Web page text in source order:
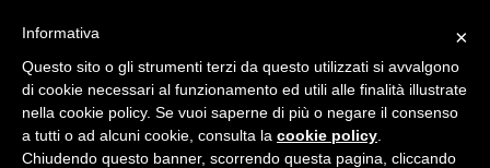
Ricerca in:
×
Informativa
Questo sito o gli strumenti terzi da questo utilizzati si avvalgono
di cookie necessari al funzionamento ed utili alle finalità illustrate
nella cookie policy. Se vuoi saperne di più o negare il consenso
a tutti o ad alcuni cookie, consulta la cookie policy
Chiudendo questo banner, scorrendo questa pagina, cliccando